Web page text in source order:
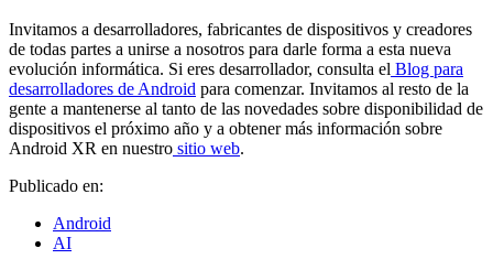
Invitamos a desarrolladores, fabricantes de dispositivos y creadores
de todas partes a unirse a nosotros para darle forma a esta nueva
evolución informática. Si eres desarrollador, consulta el Blog para
desarrolladores de Android para comenzar. Invitamos al resto de la
gente a mantenerse al tanto de las novedades sobre disponibilidad de
dispositivos el próximo año y a obtener más información sobre
Android XR en nuestro sitio web.
Publicado en:
Android
AI